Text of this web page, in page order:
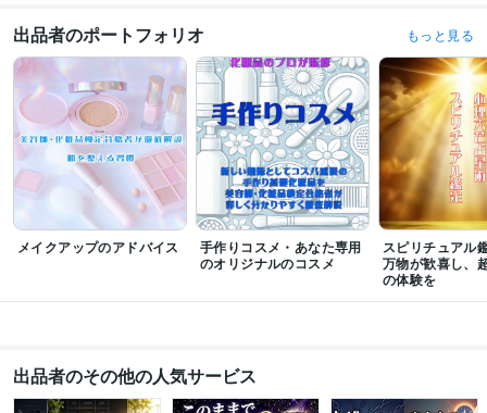
化粧品検定
常 美容師 心理六芒占星術総合鑑定 心理六芒占星術スピリチュアル鑑定
資格・検定
美容師・管理美容師 取得年 : 1982年
日本化粧品検定2級 取得年 : 2022年
得意分野
占い 心理六芒占星術 美容師・化粧品検定合格者 デザイナー
語学力
英語 日常会話レベル
出品者のポートフォリオ もっと見る
メイクアップのアドバイス
手作りコスメ・あなた専用
のオリジナルのコスメ
スピリチュアル
万物が歓喜し、
の体験を
出品者のその他の人気サービス